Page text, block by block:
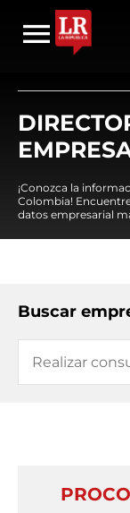
¡Conozca la
Colombia!
datos empresarial
Buscar